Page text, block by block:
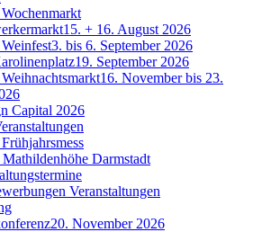
15. + 16. August 2026
3. bis 6. September 2026
19. September 2026
16. November bis 23.
Capital 2026
Mathildenhöhe Darmstadt
Veranstaltungen
20. November 2026